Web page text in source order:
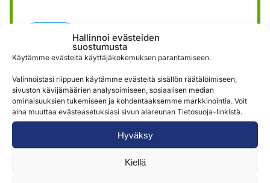
Hallinnoi evästeiden
suostumusta
Käytämme evästeitä käyttäjäkokemuksen parantamiseen.
Valinnoistasi riippuen käytämme evästeitä sisällön räätälöimiseen,
sivuston kävijämäärien analysoimiseen, sosiaalisen median
ominaisuuksien tukemiseen ja kohdentaaksemme markkinointia. Voit
aina muuttaa evästeasetuksiasi sivun alareunan Tietosuoja-linkistä.
Hyväksy
Kiellä
Arviot (0)